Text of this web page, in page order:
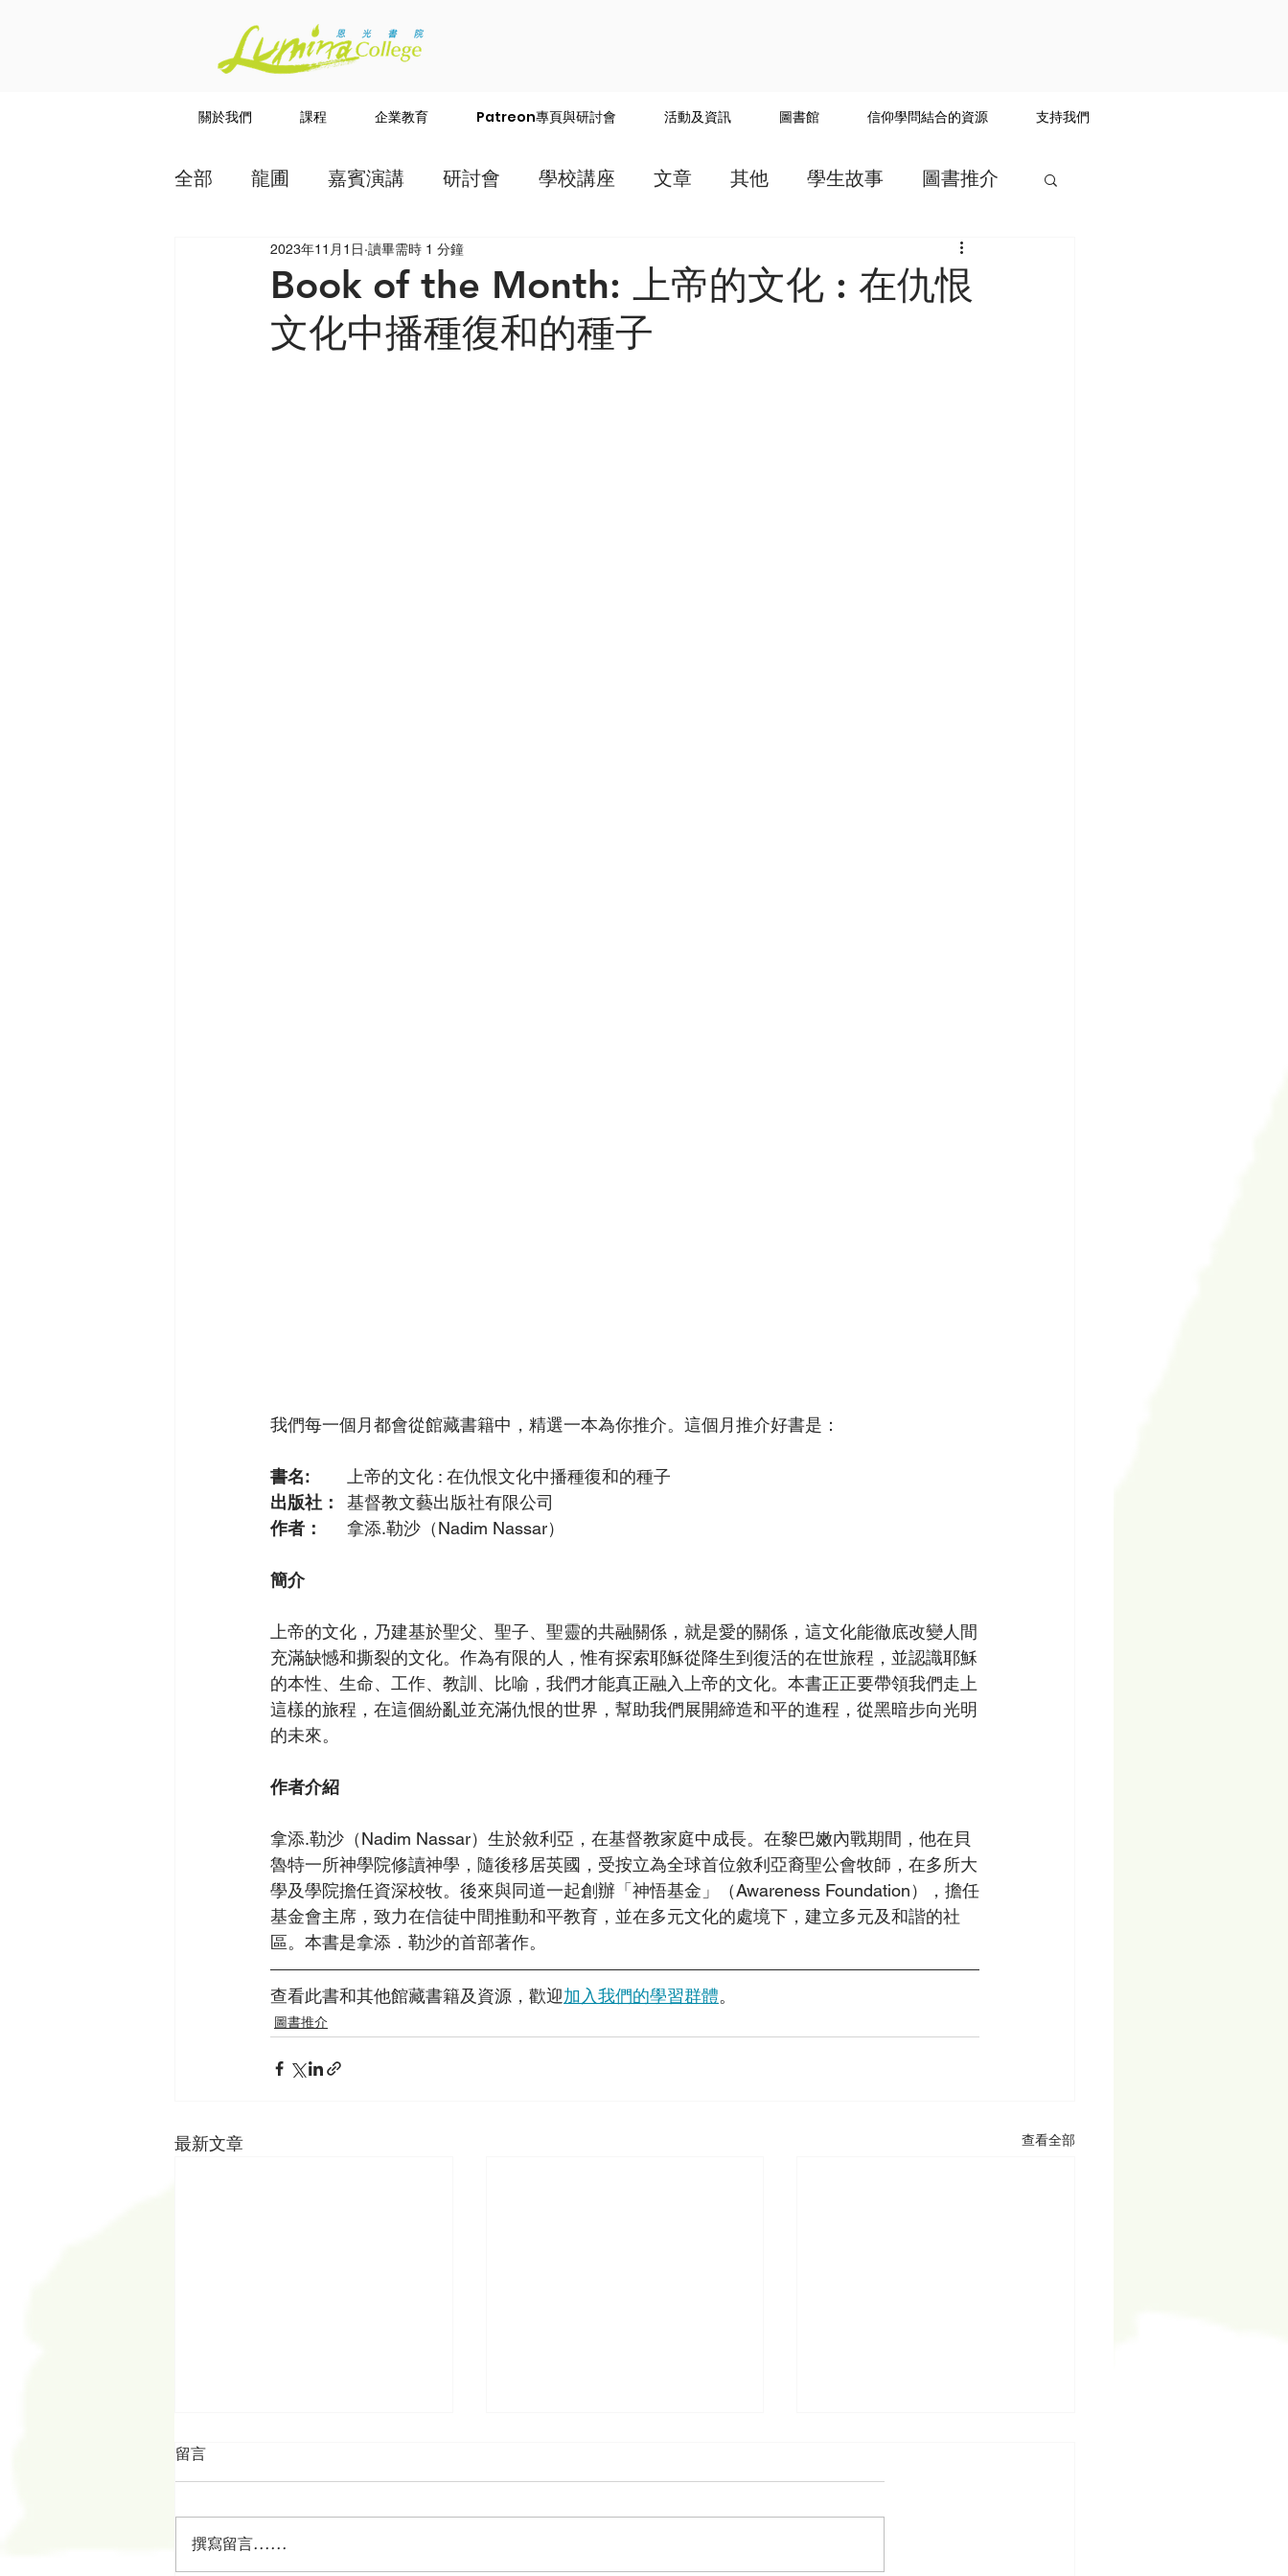
關於我們 課程 企業教育 Patreon專頁與研討會 活動及資訊 圖書館 信仰學問結合的資源 支持我們
全部 龍圃 嘉賓演講 研討會 學校講座 文章 其他 學生故事 圖書推介
講道系列
Book of the Month: 上帝的文化 : 在仇恨
文化中播種復和的種子
2023年11月1日 讀畢需時 1 分鐘
我們每一個月都會從館藏書籍中，精選一本為你推介。這個月推介好書是：
書名:
	上帝的文化 : 在仇恨文化中播種復和的種子
出版社：
	基督教文藝出版社有限公司
作者：
	拿添.勒沙（Nadim Nassar）
簡介
上帝的文化，乃建基於聖父、聖子、聖靈的共融關係，就是愛的關係，這文化能徹底改變人間
充滿缺憾和撕裂的文化。作為有限的人，惟有探索耶穌從降生到復活的在世旅程，並認識耶穌
的本性、生命、工作、教訓、比喻，我們才能真正融入上帝的文化。本書正正要帶領我們走上
這樣的旅程，在這個紛亂並充滿仇恨的世界，幫助我們展開締造和平的進程，從黑暗步向光明
的未來。
作者介紹
拿添.勒沙（Nadim Nassar）生於敘利亞，在基督教家庭中成長。在黎巴嫩內戰期間，他在貝
魯特一所神學院修讀神學，隨後移居英國，受按立為全球首位敘利亞裔聖公會牧師，在多所大
學及學院擔任資深校牧。後來與同道一起創辦「神悟基金」（Awareness Foundation），擔任
基金會主席，致力在信徒中間推動和平教育，並在多元文化的處境下，建立多元及和諧的社
區。本書是拿添．勒沙的首部著作。
查看此書和其他館藏書籍及資源，歡迎加入我們的學習群體。
圖書推介
最新文章 查看全部
留言
撰寫留言......